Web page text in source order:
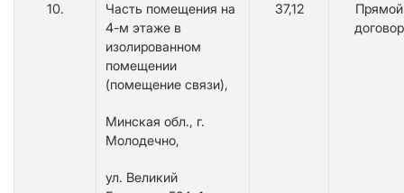
10.
Часть помещения на
4-м этаже в
изолированном
помещении
(помещение связи),
Минская обл., г.
Молодечно,
ул. Великий
37,12
Прямой
договор